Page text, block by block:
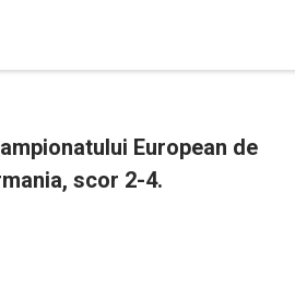
European de
scor 2-4.